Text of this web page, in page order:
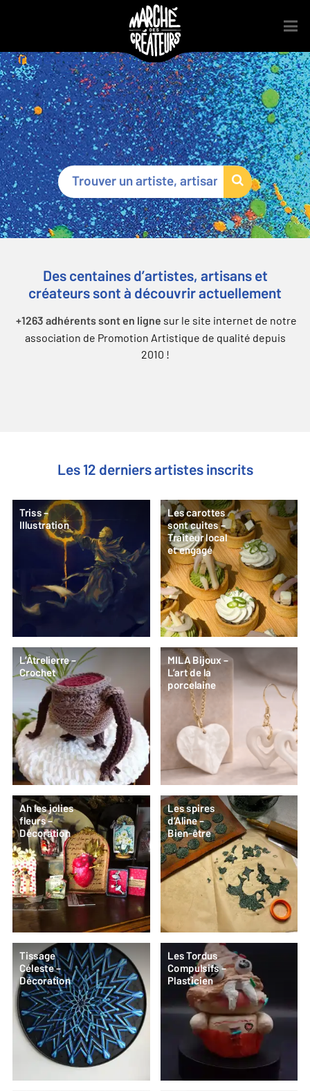
Marché des Créateurs®
Des centaines d’artistes, artisans et
créateurs sont à découvrir actuellement
+1263 adhérents sont en ligne sur le site internet de notre
association de Promotion Artistique de qualité depuis
2010 !
Les 12 derniers artistes inscrits
Triss –
Illustration
Les carottes
sont cuites –
Traiteur local
et engagé
L’Âtrelierre –
Crochet
MILA Bijoux –
L’art de la
porcelaine
Ah les jolies
fleurs –
Décoration
Les spires
d’Aline –
Bien-être
Tissage
Céleste –
Décoration
Les Tordus
Compulsifs –
Plasticien